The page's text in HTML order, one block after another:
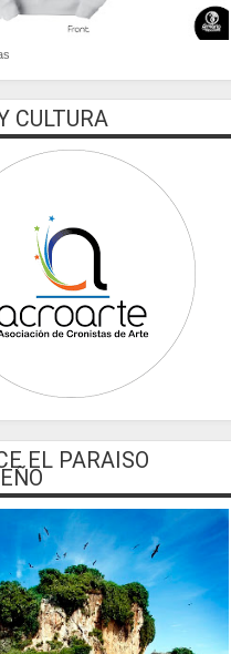
CULTURA
EL PARAISO